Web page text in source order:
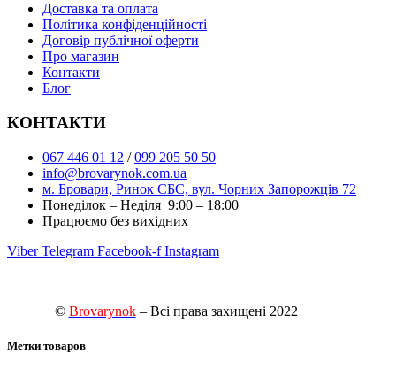
Доставка та оплата
Політика конфіденційності
Договір публічної оферти
Про магазин
Контакти
Блог
КОНТАКТИ
067 446 01 12 /099 205 50 50
info@brovarynok.com.ua
м. Бровари, Ринок СБС, вул. Чорних Запорожців 72
Понеділок – Неділя 9:00 – 18:00
Працюємо без вихідних
Viber Telegram Facebook-f Instagram
© Brovarynok– Всі права захищені 2022
Метки товаров